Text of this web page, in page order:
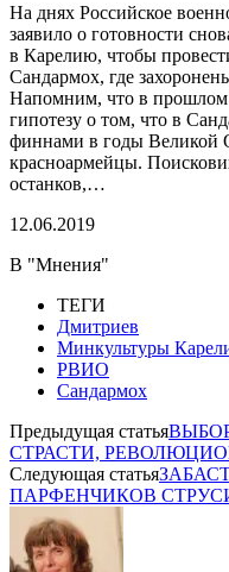
На днях Российское
заявило о готовности
в Карелию, чтобы
Сандармох, где
Напомним, что в прошлом
гипотезу о том, что в
финнами в годы Великой
красноармейцы.
останков,…
12.06.2019
В "Мнения"
ТЕГИ
Дмитриев
Минкультуры
РВИО
Сандармох
Предыдущая статья
СТРАСТИ,
Следующая статья
ПАРФЕНЧИКОВ